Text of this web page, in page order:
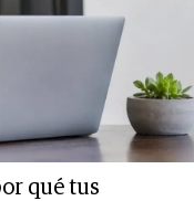
qué tus